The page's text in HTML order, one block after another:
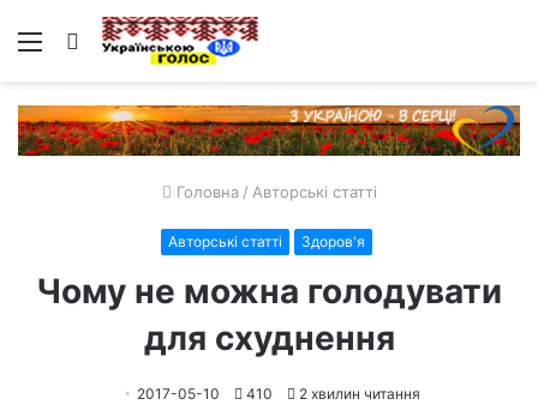
Меню Пошук
Головна / Авторські статті
Авторські статті Здоров'я
Чому не можна голодувати
для схуднення
2017-05-10 410 2 хвилин читання